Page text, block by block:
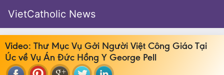
VietCatholic News
Video: Thư Mục Vụ Gởi Người Việt Công Giáo Tại
Úc về Vụ Án Đức Hồng Y George Pell